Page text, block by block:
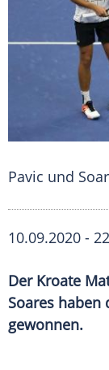
Pavic und
10.09.2020 -
Der Kroate
Soares haben
gewonnen.